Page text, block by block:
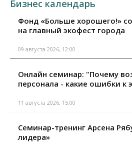
Бизнес календарь
Фонд «Больше хорошего!»
на главный экофест города
09 августа 2026, 12:00
Онлайн семинар: "Почему
персонала - какие ошибки к
11 августа 2026, 15:00
Семинар-тренинг Арсена
лидера»